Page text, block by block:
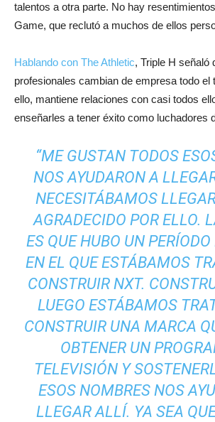
talentos a otra parte. No hay
Game, que reclutó a muchos de ellos
Hablando con The Athletic, Triple H señaló
profesionales cambian de empresa todo el
ello, mantiene relaciones con casi todos
enseñarles a tener éxito como luchadores
“ME GUSTAN TODOS
NOS AYUDARON A
NECESITÁBAMOS
AGRADECIDO POR ELLO.
ES QUE HUBO UN
EN EL QUE ESTÁBAMOS
CONSTRUIR NXT.
LUEGO ESTÁBAMOS
CONSTRUIR UNA MARCA
OBTENER UN
TELEVISIÓN Y
ESOS NOMBRES NOS
LLEGAR ALLÍ. YA SEA